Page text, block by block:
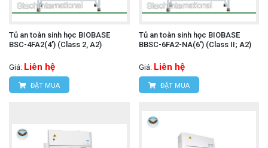
Tủ an toàn sinh học BIOBASE
BSC-4FA2(4') (Class 2, A2)
Giá: Liên hệ
ĐẶT MUA
Tủ an toàn sinh học BIOBASE
BBSC-6FA2-NA(6') (Class II; A2)
Giá: Liên hệ
ĐẶT MUA